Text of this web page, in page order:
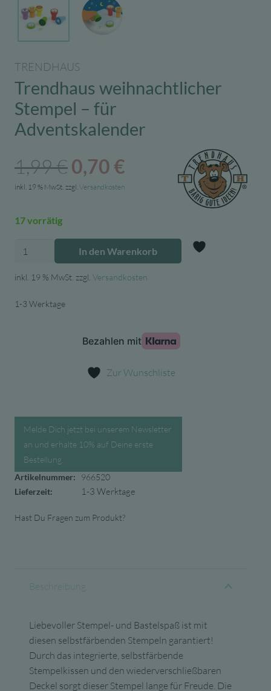
TRENDHAUS
Trendhaus weihnachtlicher
Stempel – für
Adventskalender
1,99€Ursprünglicher
Preis
1,99 €
0,70 € Aktueller
0,70 €.
inkl. 19 % MwSt. zzgl.Versandkosten
17 vorrätig
Trendhaus
weihnachtlicher
Stempel
für
In den Warenkorb
inkl. 19 % MwSt. zzgl. Versandkosten
1-3 Werktage
Zur Wunschliste
Melde Dich jetzt bei unserem Newsletter
an und erhalte 10% auf Deine erste
Bestellung.
Artikelnummer:
966520
Lieferzeit:
1-3 Werktage
Hast Du Fragen zum Produkt?
Beschreibung
Liebevoller Stempel- und Bastelspaß ist mit
diesen selbstfärbenden Stempeln garantiert!
Durch das integrierte, selbstfärbende
Stempelkissen und den wiederverschließbaren
Deckel sorgt dieser Stempel lange für Freude. Die